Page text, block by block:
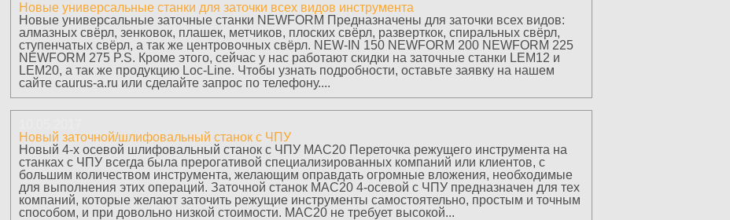
Новые универсальные станки для заточки всех видов инструмента
Новые универсальные заточные станки NEWFORM Предназначены для заточки всех видов:
алмазных свёрл, зенковок, плашек, метчиков, плоских свёрл, разверткок, спиральных свёрл,
ступенчатых свёрл, а так же центровочных свёрл. NEW-IN 150 NEWFORM 200 NEWFORM 225
NEWFORM 275 P.S. Кроме этого, сейчас у нас работают скидки на заточные станки LEM12 и
LEM20, а так же продукцию Loc-Line. Чтобы узнать подробности, оставьте заявку на нашем
сайте caurus-a.ru или сделайте запрос по телефону....
Новый заточной/шлифовальный станок с ЧПУ
Новый 4-х осевой шлифовальный станок с ЧПУ MAC20 Переточка режущего инструмента на
станках с ЧПУ всегда была прерогативой специализированных компаний или клиентов, с
большим количеством инструмента, желающим оправдать огромные вложения, необходимые
для выполнения этих операций. Заточной станок МАС20 4-осевой с ЧПУ предназначен для тех
компаний, которые желают заточить режущие инструменты самостоятельно, простым и точным
способом, и при довольно низкой стоимости. МАС20 не требует высокой...